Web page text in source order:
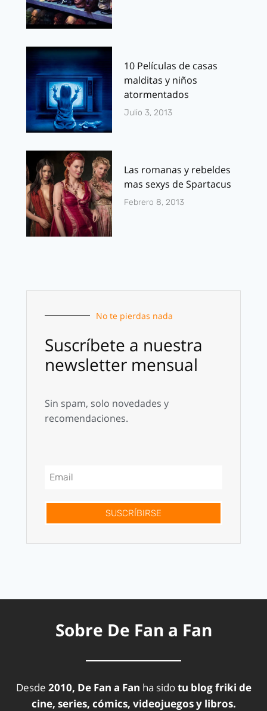
10 Películas de casas
malditas y niños
atormentados
Julio 3, 2013
Las romanas y rebeldes
mas sexys de Spartacus
Febrero 8, 2013
No te pierdas nada
Suscríbete a nuestra
newsletter mensual
Sin spam, solo novedades y
recomendaciones.
SUSCRÍBIRSE
Sobre De Fan a Fan
Desde 2010, De Fan a Fan ha sidotu blog friki de
cine, series, cómics, videojuegos y libros.